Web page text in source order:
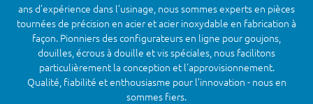
ans d’expérience dans l’usinage, nous sommes experts en pièces
tournées de précision en acier et acier inoxydable en fabrication à
façon. Pionniers des configurateurs en ligne pour goujons,
douilles, écrous à douille et vis spéciales, nous facilitons
particulièrement la conception et l’approvisionnement.
Qualité, fiabilité et enthousiasme pour l’innovation - nous en
sommes fiers.